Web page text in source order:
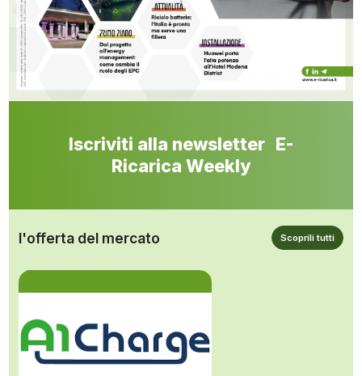
Iscriviti alla newsletter E-
Ricarica Weekly
l'offerta del mercato Scoprili tutti